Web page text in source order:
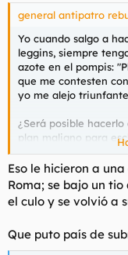
general antipatro
Yo cuando salgo a
leggins, siempre
azote en el pompis:
que me contesten
yo me alejo
¿Será posible
plan maligno para
normalidad, va a
cenobitiescas, con
como dice ielegé.
Eso le hicieron a
Roma; se bajo un
el culo y se volvió a
Que puto país de